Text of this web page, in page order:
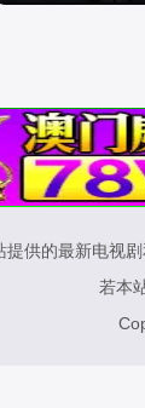
提供的最新电视
若本